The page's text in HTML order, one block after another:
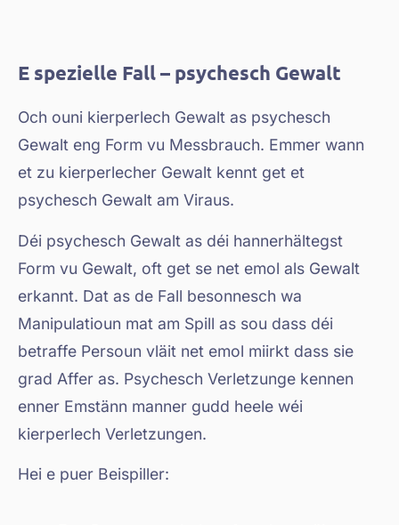
E spezielle Fall – psychesch Gewalt
Och ouni kierperlech Gewalt as psychesch
Gewalt eng Form vu Messbrauch. Emmer wann
et zu kierperlecher Gewalt kennt get et
psychesch Gewalt am Viraus.
Déi psychesch Gewalt as déi hannerhältegst
Form vu Gewalt, oft get se net emol als Gewalt
erkannt. Dat as de Fall besonnesch wa
Manipulatioun mat am Spill as sou dass déi
betraffe Persoun vläit net emol miirkt dass sie
grad Affer as. Psychesch Verletzunge kennen
enner Emstänn manner gudd heele wéi
kierperlech Verletzungen.
Hei e puer Beispiller: